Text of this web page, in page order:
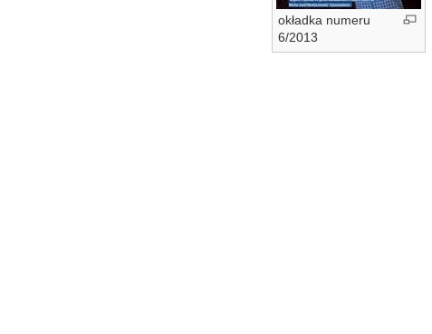
okładka numeru
6/2013